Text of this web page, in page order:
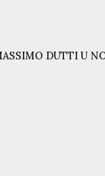
DUTTI U